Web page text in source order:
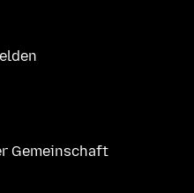
Gemeinschaft